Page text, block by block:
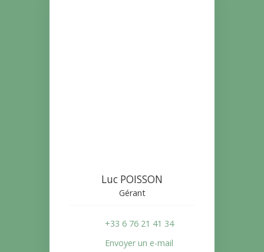
Luc POISSON
Gérant
+33 6 76 21 41 34
Envoyer un e-mail